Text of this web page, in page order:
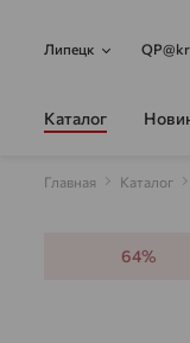
Липецк
Каталог
Главная Каталог
64%